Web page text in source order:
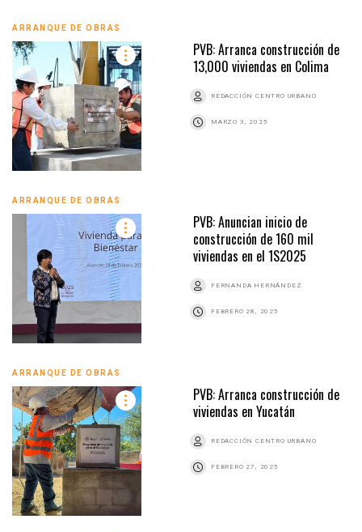
ARRANQUE DE OBRAS
PVB: Arranca construcción de
13,000 viviendas en Colima
REDACCIÓN CENTRO URBANO
MARZO 3, 2025
ARRANQUE DE OBRAS
PVB: Anuncian inicio de
construcción de 160 mil
viviendas en el 1S2025
FERNANDA HERNÁNDEZ
FEBRERO 28, 2025
ARRANQUE DE OBRAS
PVB: Arranca construcción de
viviendas en Yucatán
REDACCIÓN CENTRO URBANO
FEBRERO 27, 2025